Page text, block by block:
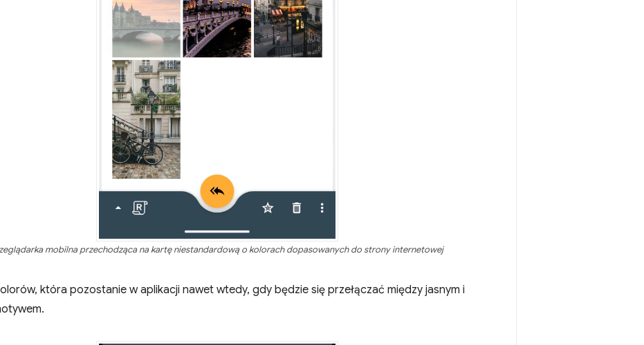
mobilna przechodząca na kartę niestandardową o kolorach dopasowanych do strony internetowej
która pozostanie w aplikacji nawet wtedy, gdy będzie się przełączać między jasnym i